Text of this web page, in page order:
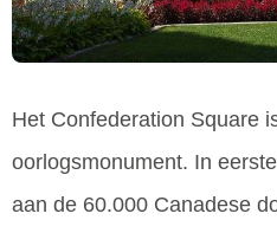
Het Confederation Square
oorlogsmonument. In
aan de 60.000 Canadese